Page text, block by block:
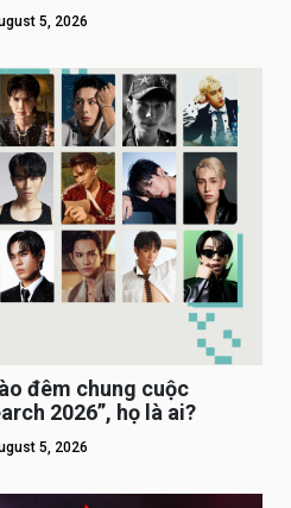
5, 2026
đêm chung cuộc
2026”, họ là ai?
5, 2026